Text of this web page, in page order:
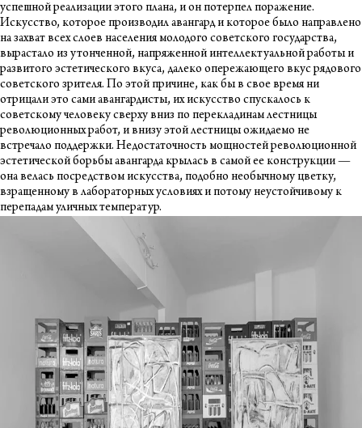
успешной реализации этого плана, и он потерпел поражение.
Искусство, которое производил авангард и которое было направлено
на захват всех слоев населения молодого советского государства,
вырастало из утонченной, напряженной интеллектуальной работы и
развитого эстетического вкуса, далеко опережающего вкус рядового
советского зрителя. По этой причине, как бы в свое время ни
отрицали это сами авангардисты, их искусство спускалось к
советскому человеку сверху вниз по перекладинам лестницы
революционных работ, и внизу этой лестницы ожидаемо не
встречало поддержки. Недостаточность мощностей революционной
эстетической борьбы авангарда крылась в самой ее конструкции —
она велась посредством искусства, подобно необычному цветку,
взращенному в лабораторных условиях и потому неустойчивому к
перепадам уличных температур.